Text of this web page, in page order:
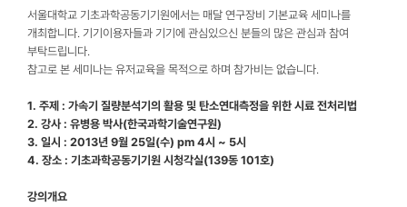
서울대학교 기초과학공동기기원에서는 매달 연구장비 기본교육 세미나를
개최합니다. 기기이용자들과 기기에 관심있으신 분들의 많은 관심과 참여
부탁드립니다.
참고로 본 세미나는 유저교육을 목적으로 하며 참가비는 없습니다.
1. 주제 : 가속기 질량분석기의 활용 및 탄소연대측정을 위한 시료 전처리법
2. 강사 : 유병용 박사(한국과학기술연구원)
3. 일시 : 2013년 9월 25일(수) pm 4시 ~ 5시
4. 장소 : 기초과학공동기기원 시청각실(139동 101호)
강의개요